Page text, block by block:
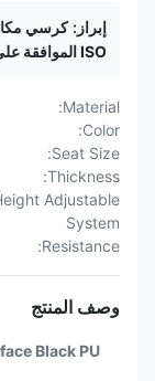
إبراز: كرسي
ISO الموافقة على الكراسي الآمنة ESD
Material:
Color:
Seat Size:
Thickness:
Adjustable:
System
Resistance:
وصف المنتج